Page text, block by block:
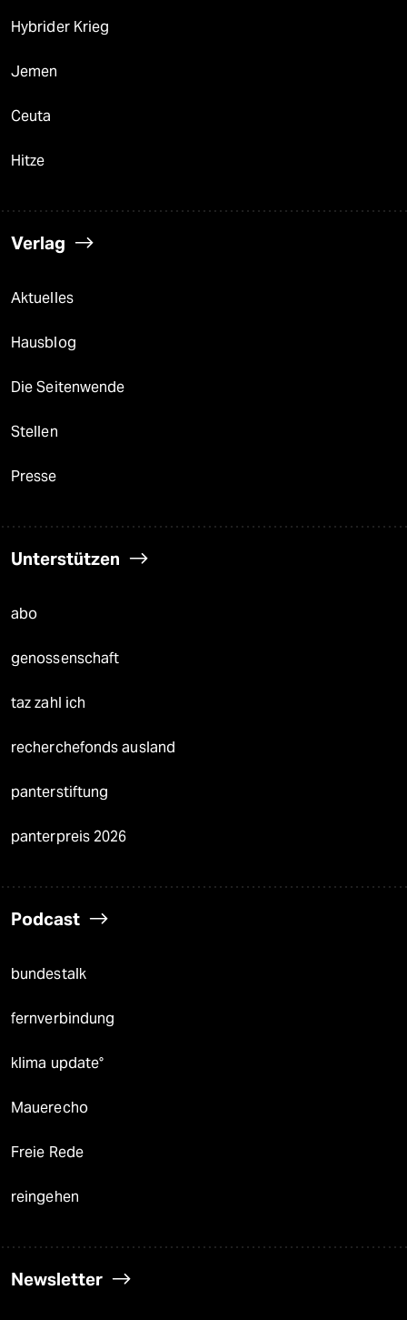
Hybrider Krieg
Jemen
Ceuta
Hitze
Verlag
Aktuelles
Hausblog
Die Seitenwende
Stellen
Presse
Unterstützen
abo
genossenschaft
taz zahl ich
recherchefonds ausland
panterstiftung
panterpreis 2026
Podcast
bundestalk
fernverbindung
klima update°
Mauerecho
Freie Rede
reingehen
Newsletter